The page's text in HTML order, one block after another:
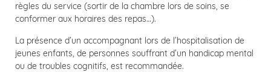
règles du service (sortir de la chambre lors de soins, se
conformer aux horaires des repas…).
La présence d’un accompagnant lors de l’hospitalisation de
jeunes enfants, de personnes souffrant d’un handicap mental
ou de troubles cognitifs, est recommandée.